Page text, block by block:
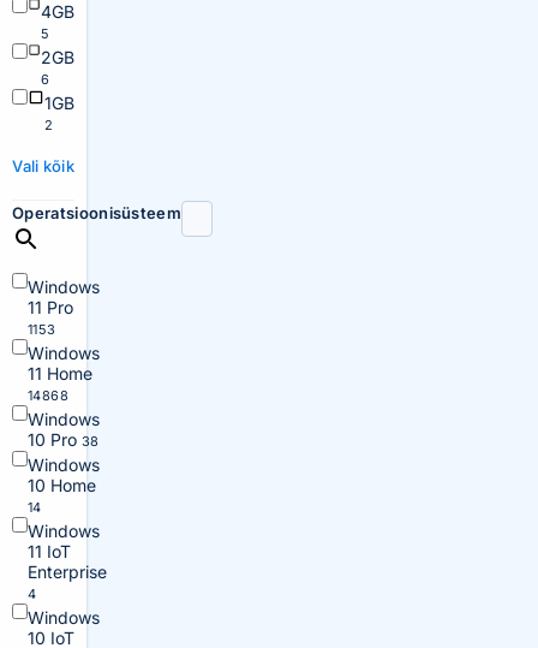
4GB
5
2GB
6
1GB
2
Vali kõik
Operatsioonisüsteem
Windows
11 Pro
1153
Windows
11 Home
14868
Windows
10 Pro 38
Windows
10 Home
14
Windows
11 IoT
Enterprise
4
Windows
10 IoT